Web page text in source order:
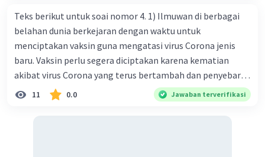
baik
Teks berikut untuk soai nomor 4. 1) Ilmuwan di berbagai
belahan dunia berkejaran dengan waktu untuk
menciptakan vaksin guna mengatasi virus Corona jenis
baru. Vaksin perlu segera diciptakan karena kematian
akibat virus Corona yang terus bertambah dan penyebaran
virus yang kian meluas. 2) Pada Jum'at (7-2-2020), Komisi
Kesehatan Nasional Cina mencatat jumlah kematian
11 0.0 Jawaban terverifikasi